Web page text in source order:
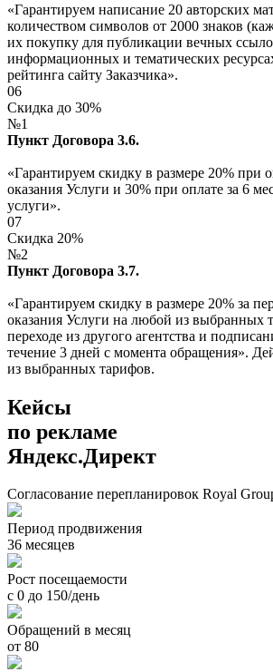
«Гарантируем написание 20 авторских
количеством символов от 2000 знаков
их покупку для публикации вечных
информационных и тематических
рейтинга сайту Заказчика».
06
Скидка до 30%
№1
Пункт Договора 3.6.
«Гарантируем скидку в размере 20% при
оказания Услуги и 30% при оплате за 6
услуги».
07
Скидка 20%
№2
Пункт Договора 3.7.
«Гарантируем скидку в размере 20% за
оказания Услуги на любой из выбранных
переходе из другого агентства и
течение 3 дней с момента обращения».
из выбранных тарифов.
Кейсы
по рекламе
Яндекс.Директ
Согласование перепланировок Royal
Период продвижения
36 месяцев
Рост посещаемости
с 0 до 150/день
Обращений в месяц
от 80